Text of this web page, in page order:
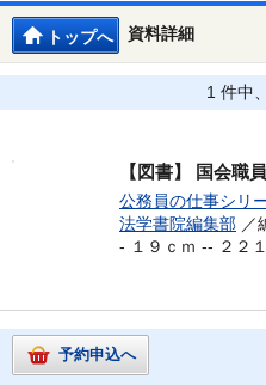
資料詳細
トップへ
1 件中
【図書】 国会職
公務員の仕事シリ
法学書院編集部 ／
- １９ｃｍ -- ２２
予約申込へ